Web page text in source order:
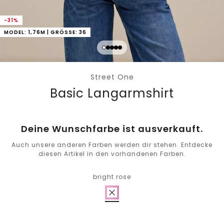
-31%
MODEL: 1,76M | GRÖSSE: 36
Street One
Basic Langarmshirt
Deine Wunschfarbe ist ausverkauft.
Auch unsere anderen Farben werden dir stehen. Entdecke
diesen Artikel in den vorhandenen Farben.
bright rose